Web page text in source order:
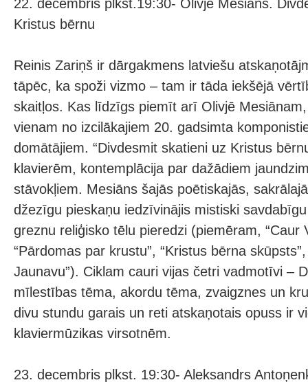
22. decembris plkst.19:30- Olivjē Mesiāns.
Kristus bērnu
Reinis Zariņš ir dārgakmens latviešu
tāpēc, ka spoži vizmo – tam ir tāda iekšējā
skaitļos. Kas līdzīgs piemīt arī Olivjē
vienam no izcilākajiem 20. gadsimta
domātājiem. “Divdesmit skatieni uz Kristus
klavierēm, kontemplācija par dažādiem
stāvokļiem. Mesiāns šajās poētiskajās,
džezīgu pieskaņu iedzīvinājis mistiski
greznu reliģisko tēlu pieredzi (piemēram, “Caur
“Pārdomas par krustu”, “Kristus bērna
Jaunavu”). Ciklam cauri vijas četri vadmotīvi –
mīlestības tēma, akordu tēma, zvaigznes un
divu stundu garais un reti atskaņotais opuss ir
klaviermūzikas virsotnēm.
23. decembris plkst. 19:30- Aleksandrs